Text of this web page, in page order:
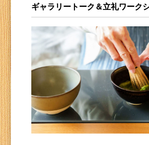
ギャラリートーク＆立礼ワーク